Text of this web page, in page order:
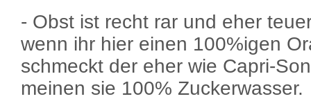
- Obst ist recht rar und eher
wenn ihr hier einen 100%igen
schmeckt der eher wie Capri-
meinen sie 100% Zuckerwasser.